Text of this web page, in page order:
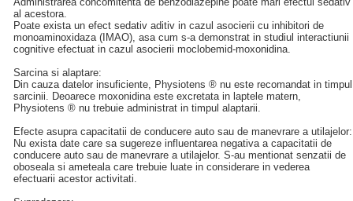
al acestora.
Poate exista un efect sedativ aditiv in cazul asocierii cu inhibitori de
monoaminoxidaza (IMAO), asa cum s-a demonstrat in studiul interactiunii
cognitive efectuat in cazul asocierii moclobemid-moxonidina.
Sarcina si alaptare:
Din cauza datelor insuficiente, Physiotens ® nu este recomandat in timpul
sarcinii. Deoarece moxonidina este excretata in laptele matern,
Physiotens ® nu trebuie administrat in timpul alaptarii.
Efecte asupra capacitatii de conducere auto sau de manevrare a utilajelor:
Nu exista date care sa sugereze influentarea negativa a capacitatii de
conducere auto sau de manevrare a utilajelor. S-au mentionat senzatii de
oboseala si ameteala care trebuie luate in considerare in vederea
efectuarii acestor activitati.